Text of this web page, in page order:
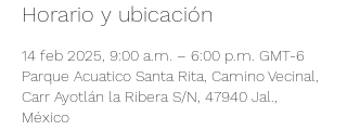
Horario y ubicación
14 feb 2025, 9:00 a.m. – 6:00 p.m. GMT-6
Parque Acuatico Santa Rita, Camino Vecinal,
Carr Ayotlán la Ribera S/N, 47940 Jal.,
México